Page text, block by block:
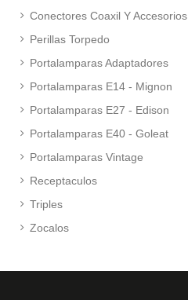
Conectores Coaxil Y Accesorios
Perillas Torpedo
Portalamparas Adaptadores
Portalamparas E14 - Mignon
Portalamparas E27 - Edison
Portalamparas E40 - Goleat
Portalamparas Vintage
Receptaculos
Triples
Zocalos